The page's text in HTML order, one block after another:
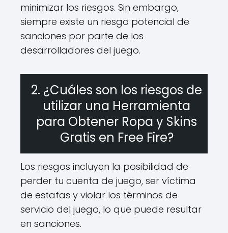
minimizar los riesgos. Sin embargo,
siempre existe un riesgo potencial de
sanciones por parte de los
desarrolladores del juego.
2. ¿Cuáles son los riesgos de
utilizar una Herramienta
para Obtener Ropa y Skins
Gratis en Free Fire?
Los riesgos incluyen la posibilidad de
perder tu cuenta de juego, ser víctima
de estafas y violar los términos de
servicio del juego, lo que puede resultar
en sanciones.